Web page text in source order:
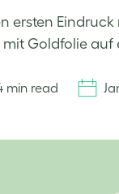
ersten
Goldfolie
min read